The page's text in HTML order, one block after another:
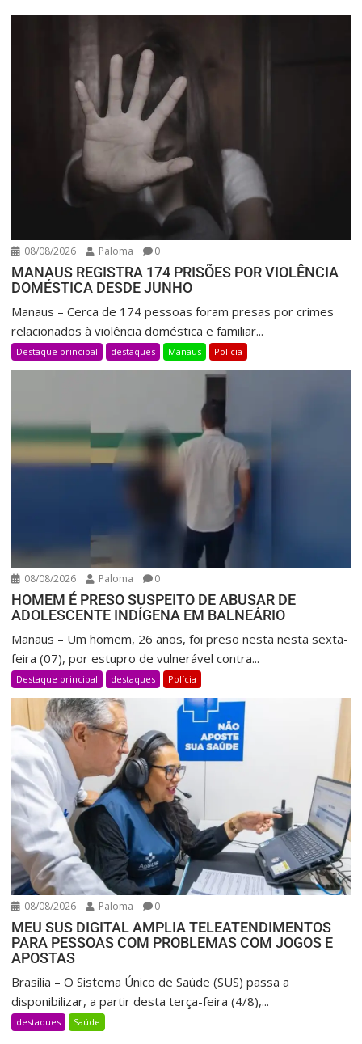
08/08/2026 Paloma 0
MANAUS REGISTRA 174 PRISÕES POR VIOLÊNCIA
DOMÉSTICA DESDE JUNHO
Manaus – Cerca de 174 pessoas foram presas por crimes
relacionados à violência doméstica e familiar...
Destaque principal destaques Manaus Polícia
08/08/2026 Paloma 0
HOMEM É PRESO SUSPEITO DE ABUSAR DE
ADOLESCENTE INDÍGENA EM BALNEÁRIO
Manaus – Um homem, 26 anos, foi preso nesta nesta sexta-
feira (07), por estupro de vulnerável contra...
Destaque principal destaques Polícia
08/08/2026 Paloma 0
MEU SUS DIGITAL AMPLIA TELEATENDIMENTOS
PARA PESSOAS COM PROBLEMAS COM JOGOS E
APOSTAS
Brasília – O Sistema Único de Saúde (SUS) passa a
disponibilizar, a partir desta terça-feira (4/8),...
destaques Saúde